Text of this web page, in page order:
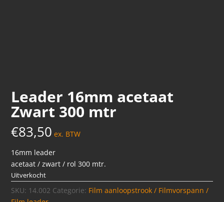
Leader 16mm acetaat
Zwart 300 mtr
€83,50 ex. BTW
16mm leader
acetaat / zwart / rol 300 mtr.
Uitverkocht
SKU: 14.002 Categorie: Film aanloopstrook / Filmvorspann /